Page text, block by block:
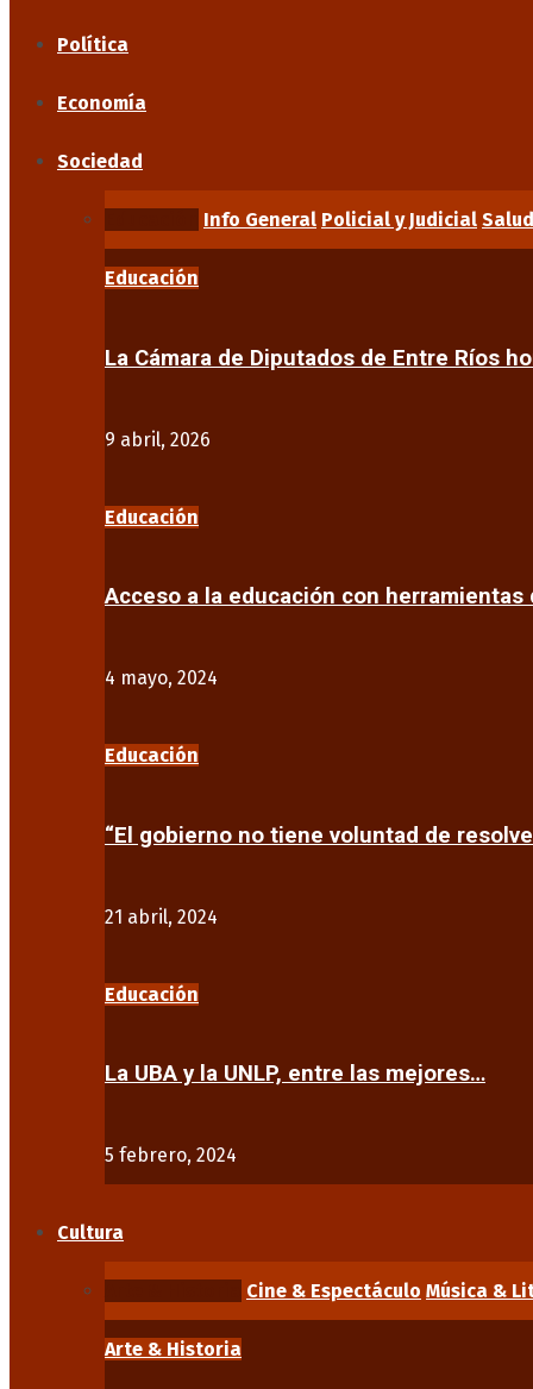
Política
Economía
Sociedad
Info General Policial y Judicial Salud
Educación
La Cámara de Diputados de Entre Ríos
9 abril, 2026
Educación
Acceso a la educación con
4 mayo, 2024
Educación
“El gobierno no tiene voluntad de
21 abril, 2024
Educación
La UBA y la UNLP, entre las mejores…
5 febrero, 2024
Cultura
Cine & Espectáculo Música &
Arte & Historia